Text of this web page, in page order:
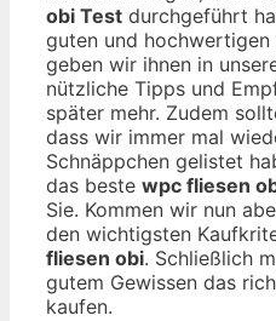
obi Test durchgeführt
guten und hochwertigen
geben wir ihnen in
nützliche Tipps und
später mehr. Zudem
dass wir immer mal
Schnäppchen gelistet
das beste wpc fliesen
Sie. Kommen wir nun
den wichtigsten
fliesen obi. Schließlich
gutem Gewissen das
kaufen.